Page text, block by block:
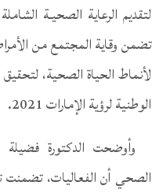
لتقديم الرعاية الصحيـة
تضمن وقاية المجتمع من
لأنماط الحياة الصحية،
الوطنية لرؤية الإمارات 2021.
وأوضحت الدكتورة فضيلة
الصحي أن الفعاليات، تضمنت